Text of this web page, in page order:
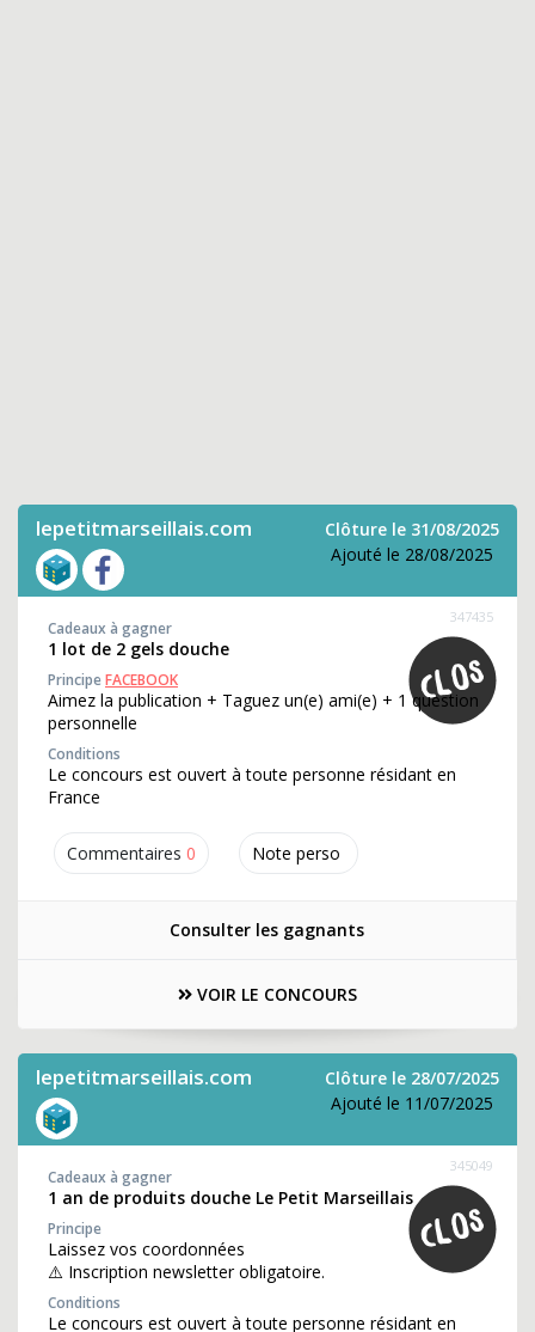
lepetitmarseillais.com
Clôture le 31/08/2025
Ajouté le 28/08/2025
Commentaires 0 Note perso
347435
Cadeaux à gagner
1 lot de 2 gels douche
PrincipeFACEBOOK
Aimez la publication + Taguez un(e) ami(e) + 1 question
personnelle
Conditions
Le concours est ouvert à toute personne résidant en
France
Consulter les gagnants
VOIR LE CONCOURS
lepetitmarseillais.com
Clôture le 28/07/2025
Ajouté le 11/07/2025
345049
Cadeaux à gagner
1 an de produits douche Le Petit Marseillais
Principe
Laissez vos coordonnées
⚠️ Inscription newsletter obligatoire.
Conditions
Le concours est ouvert à toute personne résidant en